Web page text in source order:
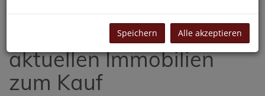
Das sind unsere
aktuellen Immobilien
zum Kauf
Speichern Alle akzeptieren